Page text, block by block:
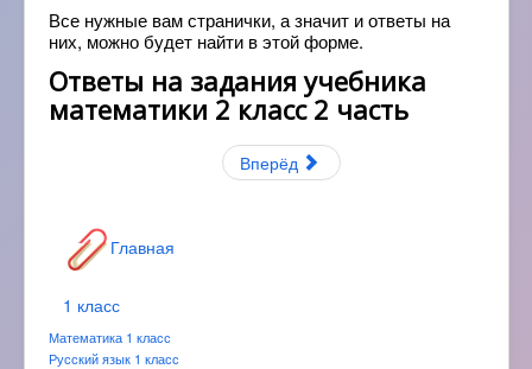
Все нужные вам странички, а значит и ответы на
них, можно будет найти в этой форме.
Ответы на задания учебника
математики 2 класс 2 часть
Вперёд
Главная
1 класс
Математика 1 класс
Русский язык 1 класс